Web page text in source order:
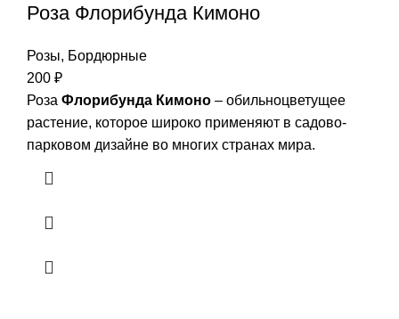
Роза Флорибунда Кимоно
Розы, Бордюрные
200 ₽
Роза Флорибунда Кимоно – обильноцветущее
растение, которое широко применяют в садово-
парковом дизайне во многих странах мира.